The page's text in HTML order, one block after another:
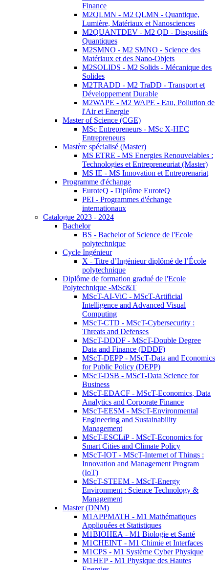
Finance
M2QLMN - M2 QLMN - Quantique,
Lumière, Matériaux et Nanosciences
M2QUANTDEV - M2 QD - Dispositifs
Quantiques
M2SMNO - M2 SMNO - Science des
Matériaux et des Nano-Objets
M2SOLIDS - M2 Solids - Mécanique des
Solides
M2TRADD - M2 TraDD - Transport et
Développement Durable
M2WAPE - M2 WAPE - Eau, Pollution de
l'Air et Energie
Master of Science (CGE)
MSc Entrepreneurs - MSc X-HEC
Entrepreneurs
Mastère spécialisé (Master)
MS ETRE - MS Energies Renouvelables :
Technologies et Entrepreneuriat (Master)
MS IE - MS Innovation et Entreprenariat
Programme d'échange
EuroteQ - Diplôme EuroteQ
PEI - Programmes d'échange
internationaux
Catalogue 2023 - 2024
Bachelor
BS - Bachelor of Science de l'Ecole
polytechnique
Cycle Ingénieur
X - Titre d’Ingénieur diplômé de l’École
polytechnique
Diplôme de formation gradué de l'Ecole
Polytechnique -MSc&T
MScT-AI-ViC - MScT-Artificial
Intelligence and Advanced Visual
Computing
MScT-CTD - MScT-Cybersecurity :
Threats and Defenses
MScT-DDDF - MScT-Double Degree
Data and Finance (DDDF)
MScT-DEPP - MScT-Data and Economics
for Public Policy (DEPP)
MScT-DSB - MScT-Data Science for
Business
MScT-EDACF - MScT-Economics, Data
Analytics and Corporate Finance
MScT-EESM - MScT-Environmental
Engineering and Sustainability
Management
MScT-ESCLiP - MScT-Economics for
Smart Cities and Climate Policy
MScT-IOT - MScT-Internet of Things :
Innovation and Management Program
(IoT)
MScT-STEEM - MScT-Energy
Environment : Science Technology &
Management
Master (DNM)
M1APPMATH - M1 Mathématiques
Appliquées et Statistiques
M1BIOHEA - M1 Biologie et Santé
M1CHEINT - M1 Chimie et Interfaces
M1CPS - M1 Système Cyber Physique
M1HEP - M1 Physique des Hautes